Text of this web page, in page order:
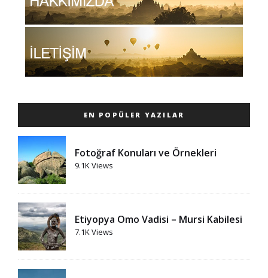
EN POPÜLER YAZILAR
Fotoğraf Konuları ve Örnekleri
9.1K Views
Etiyopya Omo Vadisi – Mursi Kabilesi
7.1K Views